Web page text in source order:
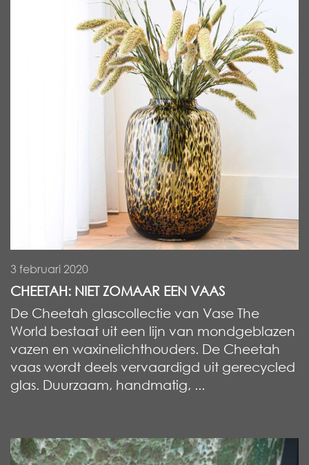
3 februari 2020
CHEETAH: NIET ZOMAAR EEN VAAS
De Cheetah glascollectie van Vase The
World bestaat uit een lijn van mondgeblazen
vazen en waxinelichthouders. De Cheetah
vaas wordt deels vervaardigd uit gerecycled
glas. Duurzaam, handmatig, ...